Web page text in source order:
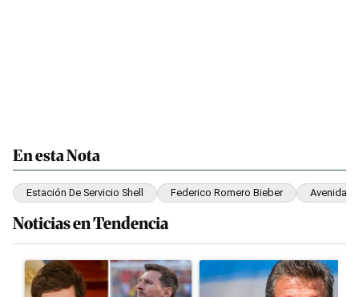
En esta Nota
Estación De Servicio Shell Federico Romero Bieber Avenida
Noticias en Tendencia
Este listado muestra los artículos con más comentarios en los
Un artículo de tendencia con el título "Milei despidió a Jorge
Un artículo de tendencia con